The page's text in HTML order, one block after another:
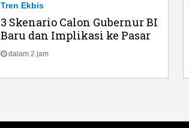
Tren Ekbis
3 Skenario Calon Gubernur BI
Baru dan Implikasi ke Pasar
dalam 2 jam